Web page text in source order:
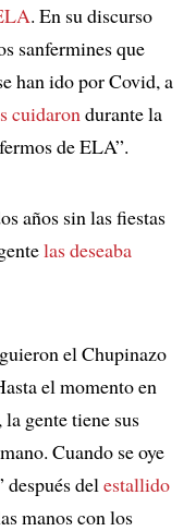
. En su discurso
sanfermines que
han ido por Covid, a
cuidaron durante la
de ELA”.
años sin las fiestas
las deseaba
el Chupinazo
el momento en
la gente tiene sus
Cuando se oye
del estallido
manos con los